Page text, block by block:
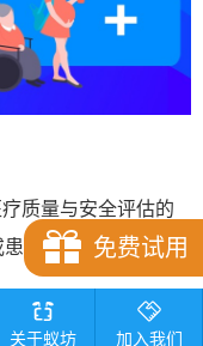
质量与安全评估的
者投诉的曝光都可
免费试用
关于蚁坊 加入我们